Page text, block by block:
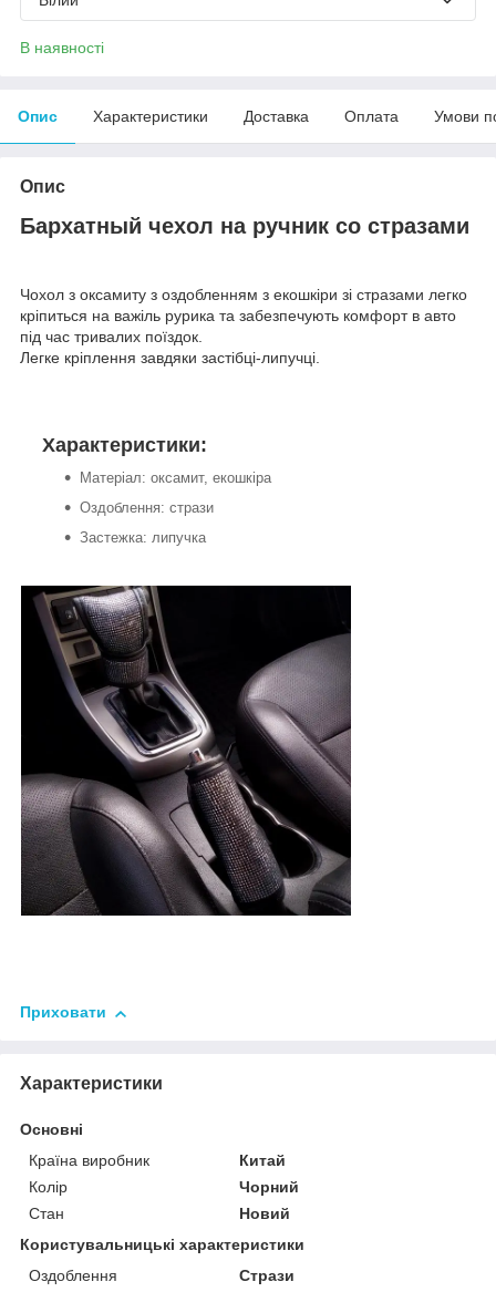
В наявності
Опис Характеристики Доставка Оплата Умови
Опис
Бархатный чехол на ручник со стразами
Чохол з оксамиту з оздобленням з екошкіри зі стразами легко
кріпиться на важіль рурика та забезпечують комфорт в авто
під час тривалих поїздок.
Легке кріплення завдяки застібці-липучці.
Характеристики:
Матеріал: оксамит, екошкіра
Оздоблення: стрази
Застежка: липучка
Приховати
Характеристики
Основні
Країна виробник
Китай
Колір
Чорний
Стан
Новий
Користувальницькі характеристики
Оздоблення
Стрази